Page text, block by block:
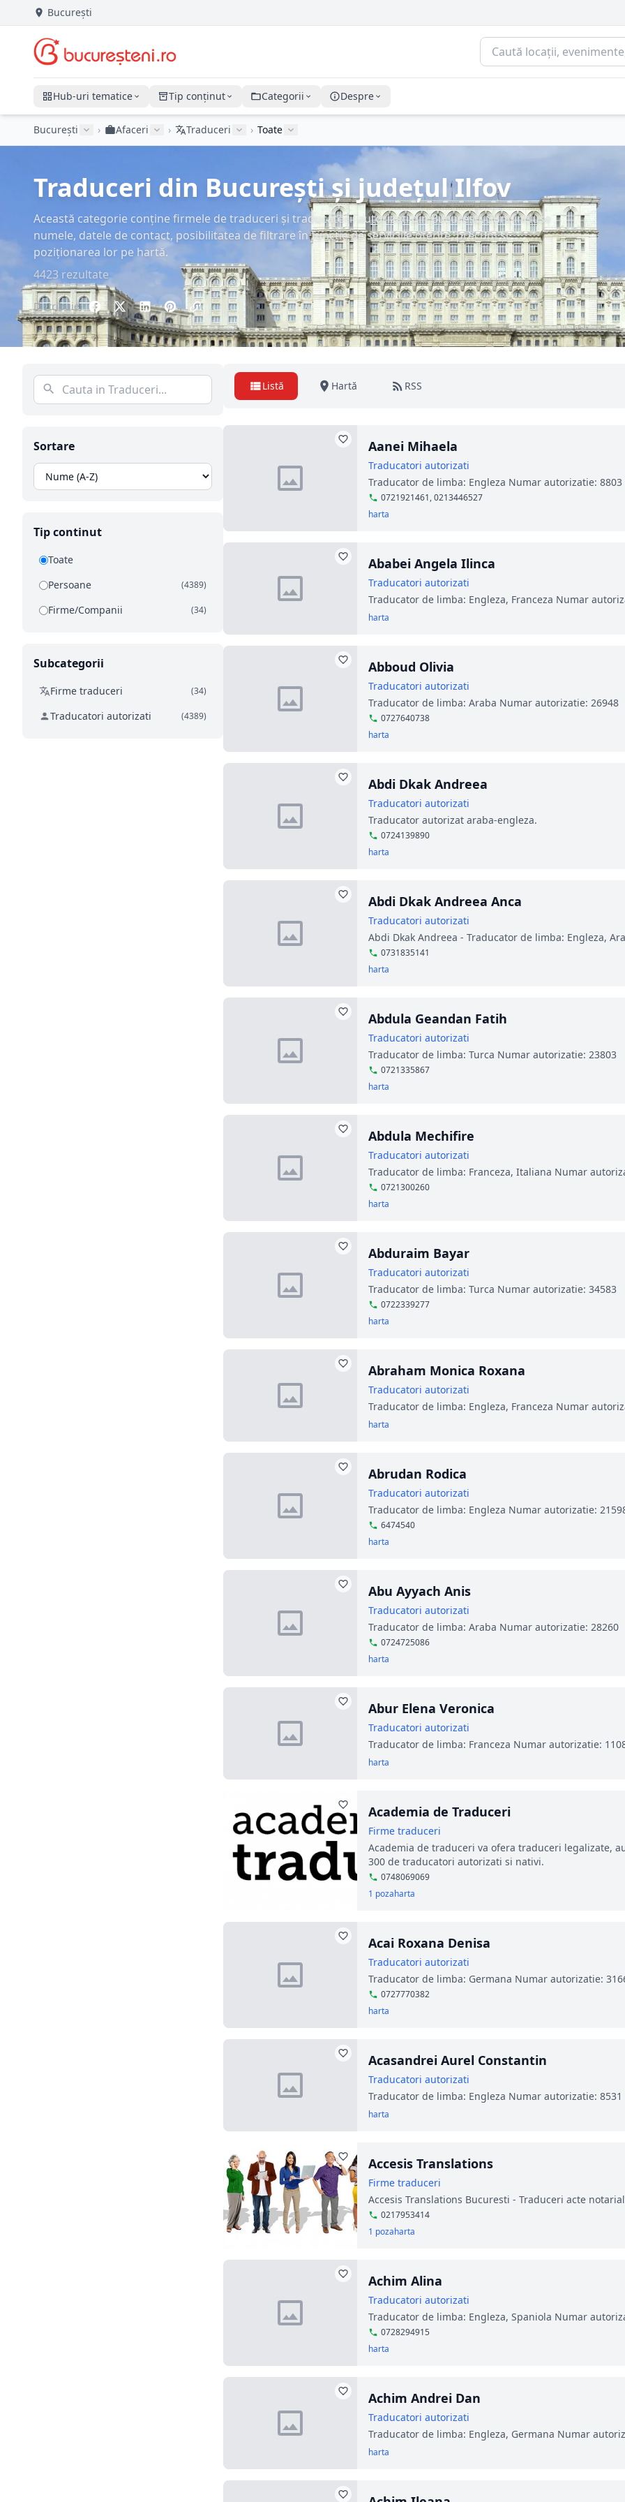
București
Hub-uri tematice Tip conținut Categorii Despre
București › Afaceri › Traduceri › Toate
Traduceri din București și județul Ilfov
Această categorie conține firmele de traduceri și traducătorii autorizați din București. Sunt incluse
numele, datele de contact, posibilitatea de filtrare în funcție de serviciile oferite, precum și
poziționarea lor pe hartă.
4423 rezultate
Distribuie:
Sortare
Tip continut
Toate
Persoane
(4389)
Firme/Companii (34)
Subcategorii
Firme traduceri (34)
Traducatori autorizati (4389)
Listă Hartă RSS
Aanei Mihaela
Traducatori autorizati
Traducator de limba: Engleza Numar autorizatie: 8803
0721921461, 0213446527
harta
Ababei Angela Ilinca
Traducatori autorizati
Traducator de limba: Engleza, Franceza Numar
harta
Abboud Olivia
Traducatori autorizati
Traducator de limba: Araba Numar autorizatie: 26948
0727640738
harta
Abdi Dkak Andreea
Traducatori autorizati
Traducator autorizat araba-engleza.
0724139890
harta
Abdi Dkak Andreea Anca
Traducatori autorizati
Abdi Dkak Andreea - Traducator de limba: Engleza,
0731835141
harta
Abdula Geandan Fatih
Traducatori autorizati
Traducator de limba: Turca Numar autorizatie: 23803
0721335867
harta
Abdula Mechifire
Traducatori autorizati
Traducator de limba: Franceza, Italiana Numar
0721300260
harta
Abduraim Bayar
Traducatori autorizati
Traducator de limba: Turca Numar autorizatie: 34583
0722339277
harta
Abraham Monica Roxana
Traducatori autorizati
Traducator de limba: Engleza, Franceza Numar
harta
Abrudan Rodica
Traducatori autorizati
Traducator de limba: Engleza Numar autorizatie:
6474540
harta
Abu Ayyach Anis
Traducatori autorizati
Traducator de limba: Araba Numar autorizatie: 28260
0724725086
harta
Abur Elena Veronica
Traducatori autorizati
Traducator de limba: Franceza Numar autorizatie:
harta
Academia de Traduceri
Firme traduceri
Academia de traduceri va ofera traduceri legalizate,
300 de traducatori autorizati si nativi.
0748069069
1 pozaharta
Acai Roxana Denisa
Traducatori autorizati
Traducator de limba: Germana Numar autorizatie:
0727770382
harta
Acasandrei Aurel Constantin
Traducatori autorizati
Traducator de limba: Engleza Numar autorizatie: 8531
harta
Accesis Translations
Firme traduceri
Accesis Translations Bucuresti - Traduceri acte
0217953414
1 pozaharta
Achim Alina
Traducatori autorizati
Traducator de limba: Engleza, Spaniola Numar
0728294915
harta
Achim Andrei Dan
Traducatori autorizati
Traducator de limba: Engleza, Germana Numar
harta